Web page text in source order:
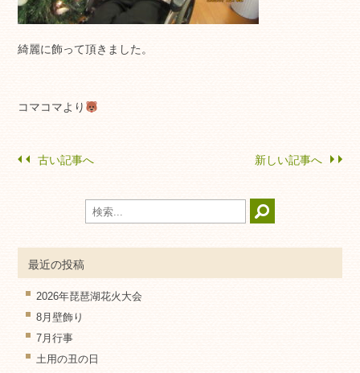
綺麗に飾って頂きました。
コマコマより
古い記事へ 新しい記事へ
最近の投稿
2026年琵琶湖花火大会
8月壁飾り
7月行事
土用の丑の日